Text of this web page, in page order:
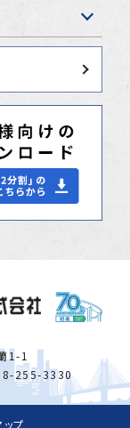
1-1
255-3330
ップ